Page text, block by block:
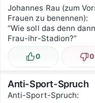
Johannes Rau (zum
Frauen zu benennen):
“Wie soll das denn
Frau-ihr-Stadion?”
Lustig
0 0
Anti-Sport-Spruch
Anti-Sport-Spruch: